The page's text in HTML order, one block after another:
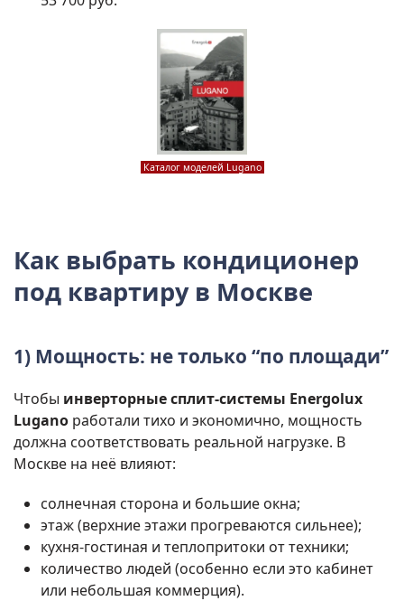
Каталог моделей Lugano
Как выбрать кондиционер
под квартиру в Москве
1) Мощность: не только “по площади”
Чтобы инверторные сплит-системы Energolux
Lugano работали тихо и экономично, мощность
должна соответствовать реальной нагрузке. В
Москве на неё влияют:
солнечная сторона и большие окна;
этаж (верхние этажи прогреваются сильнее);
кухня-гостиная и теплопритоки от техники;
количество людей (особенно если это кабинет
или небольшая коммерция).